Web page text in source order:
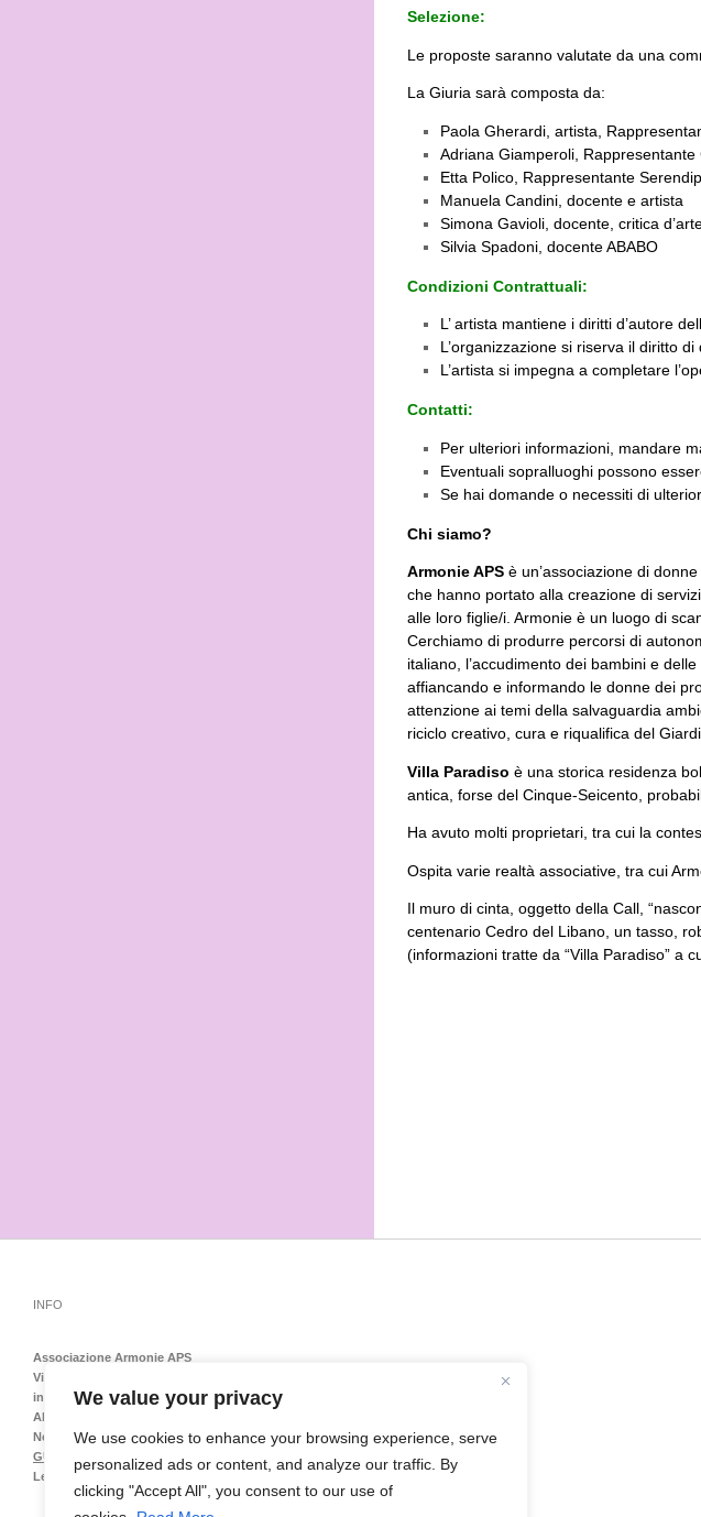
We value your privacy
We use cookies to enhance your browsing experience, serve
personalized ads or content, and analyze our traffic. By
clicking "Accept All", you consent to our use of
Selezione:
Le proposte saranno valutate da una
La Giuria sarà composta da:
Paola Gherardi, artista,
Adriana Giamperoli, Rappresentante
Etta Polico, Rappresentante
Manuela Candini, docente e artista
Simona Gavioli, docente, critica
Silvia Spadoni, docente ABABO
Condizioni Contrattuali:
L’ artista mantiene i diritti d’autore
L’organizzazione si riserva il diritto
L’artista si impegna a completare
Contatti:
Per ulteriori informazioni, mandare
Eventuali sopralluoghi possono
Se hai domande o necessiti di
Chi siamo?
Armonie APS è un’associazione di
che hanno portato alla creazione di
alle loro figlie/i. Armonie è un luogo di
Cerchiamo di produrre percorsi di
italiano, l’accudimento dei bambini e
affiancando e informando le donne dei
attenzione ai temi della salvaguardia
riciclo creativo, cura e riqualifica del
Villa Paradiso è una storica residenza
antica, forse del Cinque-Seicento,
Ha avuto molti proprietari, tra cui la
Ospita varie realtà associative, tra cui
Il muro di cinta, oggetto della Call,
centenario Cedro del Libano, un tasso,
(informazioni tratte da “Villa Paradiso” a
INFO
Associazione Armonie APS
Via Emilia Levante 138 – 40139 Bologna – Tel-Fax 051548151
info@armoniedonnebologna.it
ARMONIE FESTEGGIA I 30 ANNI
Nel 2024 Armonie è arrivata al trentesimo anno di attività e quasi non sembra vero!
GUARDA LE FOTO
Leggi la nostra
Privacy Policy e Cookie Policy